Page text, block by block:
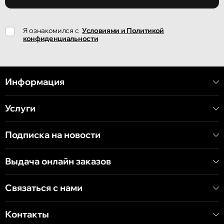
улица Ион Крянгэ, 78
Кишинёв
Хынчештское шоссе, 60/4
бульвар Дечебал, 139
Я ознакомился с Условиями и Политикой
конфиденциальности
Информация
Услуги
Подписка на новости
Выдача онлайн заказов
Связаться с нами
Контакты